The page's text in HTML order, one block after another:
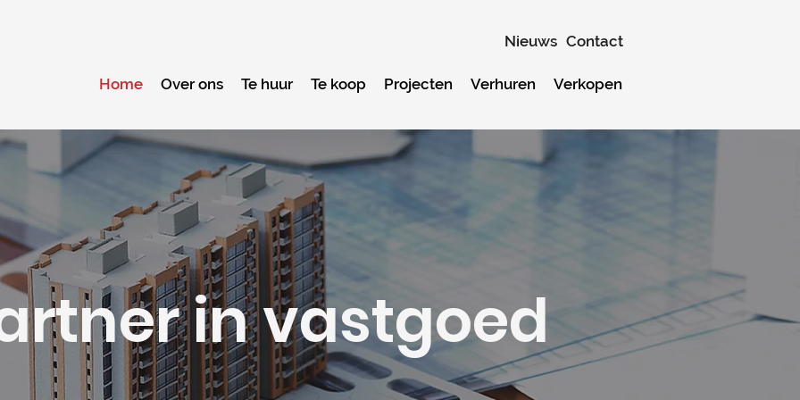
Nieuws Contact
Home Over ons Te huur Te koop Projecten Verhuren Verkopen
in vastgoed